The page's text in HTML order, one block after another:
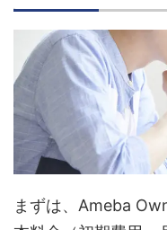
まずは、Ameba